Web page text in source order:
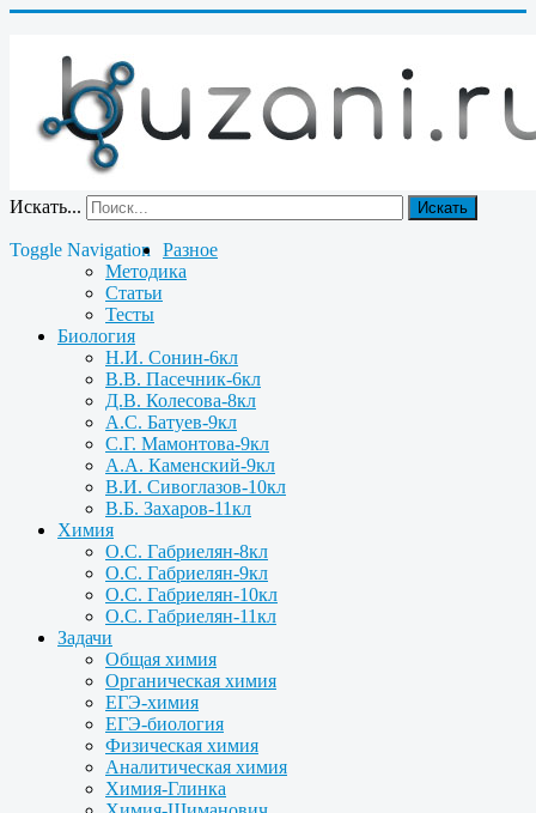
Искать... Искать
Toggle Navigation
Разное
Методика
Статьи
Тесты
Биология
Н.И. Сонин-6кл
В.В. Пасечник-6кл
Д.В. Колесова-8кл
А.С. Батуев-9кл
С.Г. Мамонтова-9кл
А.А. Каменский-9кл
В.И. Сивоглазов-10кл
В.Б. Захаров-11кл
Химия
О.С. Габриелян-8кл
О.С. Габриелян-9кл
О.С. Габриелян-10кл
О.С. Габриелян-11кл
Задачи
Общая химия
Органическая химия
ЕГЭ-химия
ЕГЭ-биология
Физическая химия
Аналитическая химия
Химия-Глинка